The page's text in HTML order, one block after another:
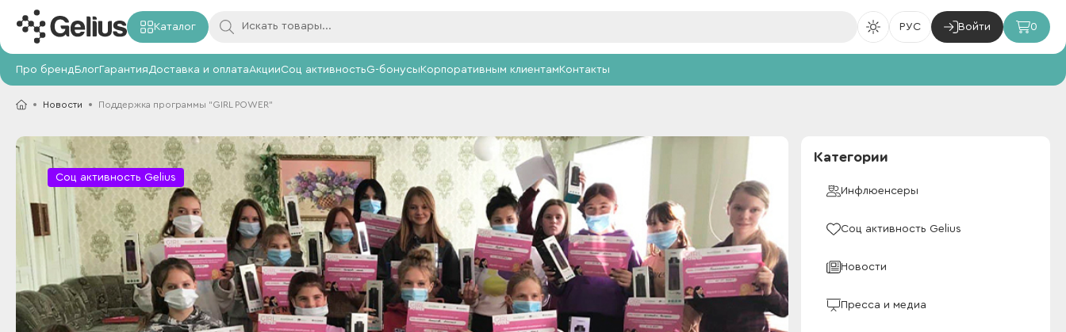
Каталог РУС Войти 0
Про брендБлогГарантия Доставка и оплатаАкцииСоц активностьG-бонусыКорпоративным клиентамКонтакты
Новости Поддержка программы “GIRL POWER”
Соц активность Gelius
Категории
Инфлюенсеры
Соц активность Gelius
Новости
Пресса и медиа